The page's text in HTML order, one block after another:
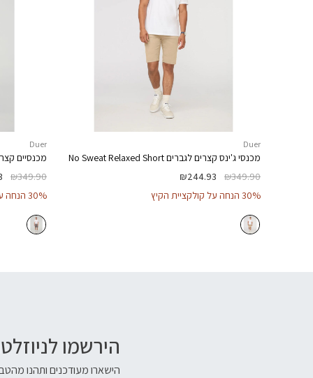
Duer
מכנסי ג'ינס קצרים לגבריםNo Sweat Relaxed Short
₪349.90
₪244.93
30% הנחה על קולקציית הקיץ
Duer
מכנסיים
₪349.90
30% הנחה על קולקציית הקיץ
הירשמו
הישארו מעודכנים ותהנו